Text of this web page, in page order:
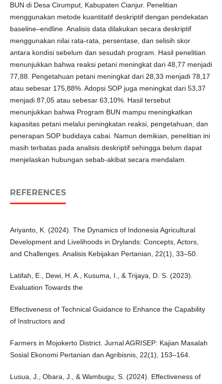
BUN di Desa Cirumput, Kabupaten Cianjur. Penelitian
menggunakan metode kuantitatif deskriptif dengan pendekatan
baseline–endline. Analisis data dilakukan secara deskriptif
menggunakan nilai rata-rata, persentase, dan selisih skor
antara kondisi sebelum dan sesudah program. Hasil penelitian
menunjukkan bahwa reaksi petani meningkat dari 48,77 menjadi
77,88. Pengetahuan petani meningkat dari 28,33 menjadi 78,17
atau sebesar 175,88%. Adopsi SOP juga meningkat dari 53,37
menjadi 87,05 atau sebesar 63,10%. Hasil tersebut
menunjukkan bahwa Program BUN mampu meningkatkan
kapasitas petani melalui peningkatan reaksi, pengetahuan, dan
penerapan SOP budidaya cabai. Namun demikian, penelitian ini
masih terbatas pada analisis deskriptif sehingga belum dapat
menjelaskan hubungan sebab-akibat secara mendalam.
REFERENCES
Ariyanto, K. (2024). The Dynamics of Indonesia Agricultural
Development and Livelihoods in Drylands: Concepts, Actors,
and Challenges. Analisis Kebijakan Pertanian, 22(1), 33–50.
Latifah, E., Dewi, H. A., Kusuma, I., & Trijaya, D. S. (2023).
Evaluation Towards the
Effectiveness of Technical Guidance to Enhance the Capability
of Instructors and
Farmers in Mojokerto District. Jurnal AGRISEP: Kajian Masalah
Sosial Ekonomi Pertanian dan Agribisnis, 22(1), 153–164.
Lusua, J., Obara, J., & Wambugu, S. (2024). Effectiveness of